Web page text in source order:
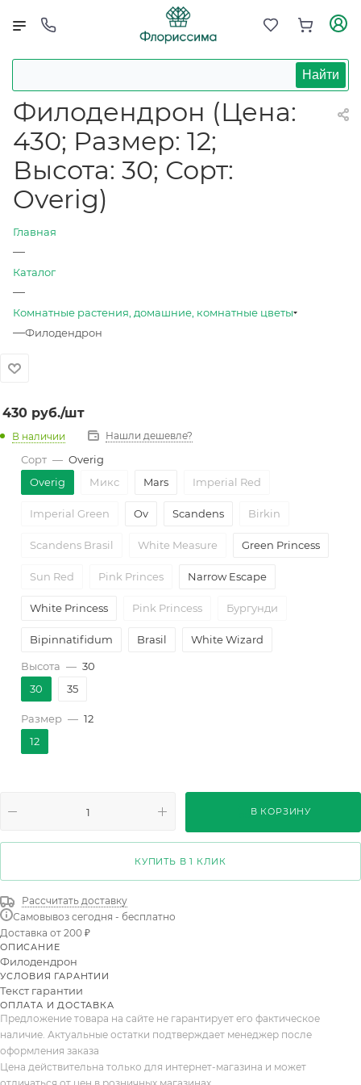
Найти
Филодендрон (Цена:
430; Размер: 12;
Высота: 30; Сорт:
Overig)
Главная
—
Каталог
—
Комнатные растения, домашние, комнатные цветы
—Филодендрон
430 руб./шт
В наличии Нашли дешевле?
Сорт — Overig
Overig
Микс Mars Imperial Red
Imperial Green Ov Scandens Birkin
Scandens Brasil White Measure Green Princess
Sun Red Pink Princes Narrow Escape
White Princess Pink Princess Бургунди
Bipinnatifidum Brasil White Wizard
Pink Marble
Painted Lady
Ring of Fire
Strawberry Shake
Cream Splash
Birkin-congo Selloum Mix
Melinoniigold Green Pricess
Империал Ред
Высота — 30
30
35
Размер — 12
12
В КОРЗИНУ
КУПИТЬ В 1 КЛИК
Рассчитать доставку
Самовывоз сегодня - бесплатно
Доставка от 200 ₽
ОПИСАНИЕ
Филодендрон
УСЛОВИЯ ГАРАНТИИ
Текст гарантии
ОПЛАТА И ДОСТАВКА
Предложение товара на сайте не гарантирует его фактическое
наличие. Актуальные остатки подтверждает менеджер после
оформления заказа
Цена действительна только для интернет-магазина и может